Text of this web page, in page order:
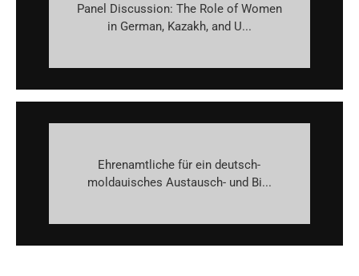
Panel Discussion: The Role of Women
in German, Kazakh, and U...
Ehrenamtliche für ein deutsch-
moldauisches Austausch- und Bi...